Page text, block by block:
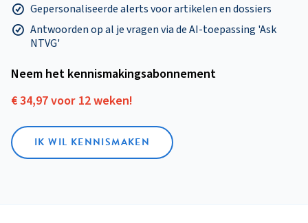
Gepersonaliseerde alerts voor artikelen en dossiers
Antwoorden op al je vragen via de AI-toepassing 'Ask
NTVG'
Neem het kennismakings­abonnement
€ 34,97 voor 12 weken!
IK WIL KENNISMAKEN